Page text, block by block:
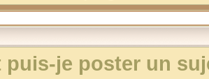
puis-je poster un